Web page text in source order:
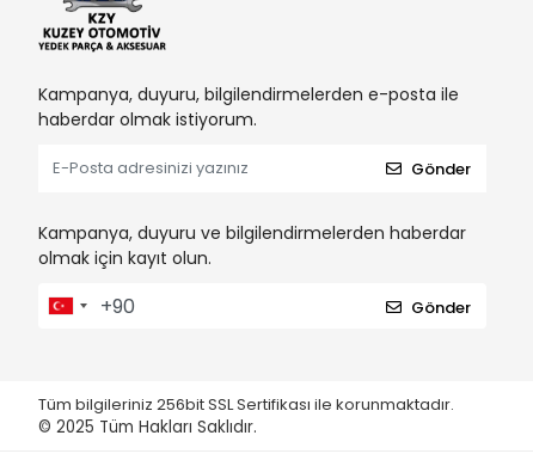
Kampanya, duyuru, bilgilendirmelerden e-posta ile
haberdar olmak istiyorum.
Gönder
Kampanya, duyuru ve bilgilendirmelerden haberdar
olmak için kayıt olun.
Gönder
Tüm bilgileriniz 256bit SSL Sertifikası ile korunmaktadır.
© 2025 Tüm Hakları Saklıdır.